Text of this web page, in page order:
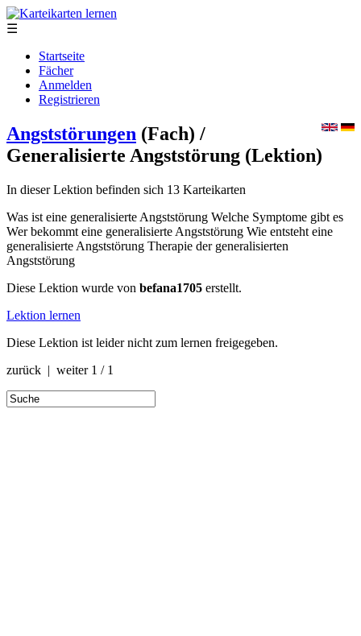
☰
Startseite
Fächer
Anmelden
Registrieren
Angststörungen (Fach) /
Generalisierte Angststörung (Lektion)
In dieser Lektion befinden sich 13 Karteikarten
Was ist eine generalisierte Angststörung Welche Symptome gibt es
Wer bekommt eine generalisierte Angststörung Wie entsteht eine
generalisierte Angststörung Therapie der generalisierten
Angststörung
Diese Lektion wurde von befana1705 erstellt.
Lektion lernen
Diese Lektion ist leider nicht zum lernen freigegeben.
zurück | weiter 1 / 1